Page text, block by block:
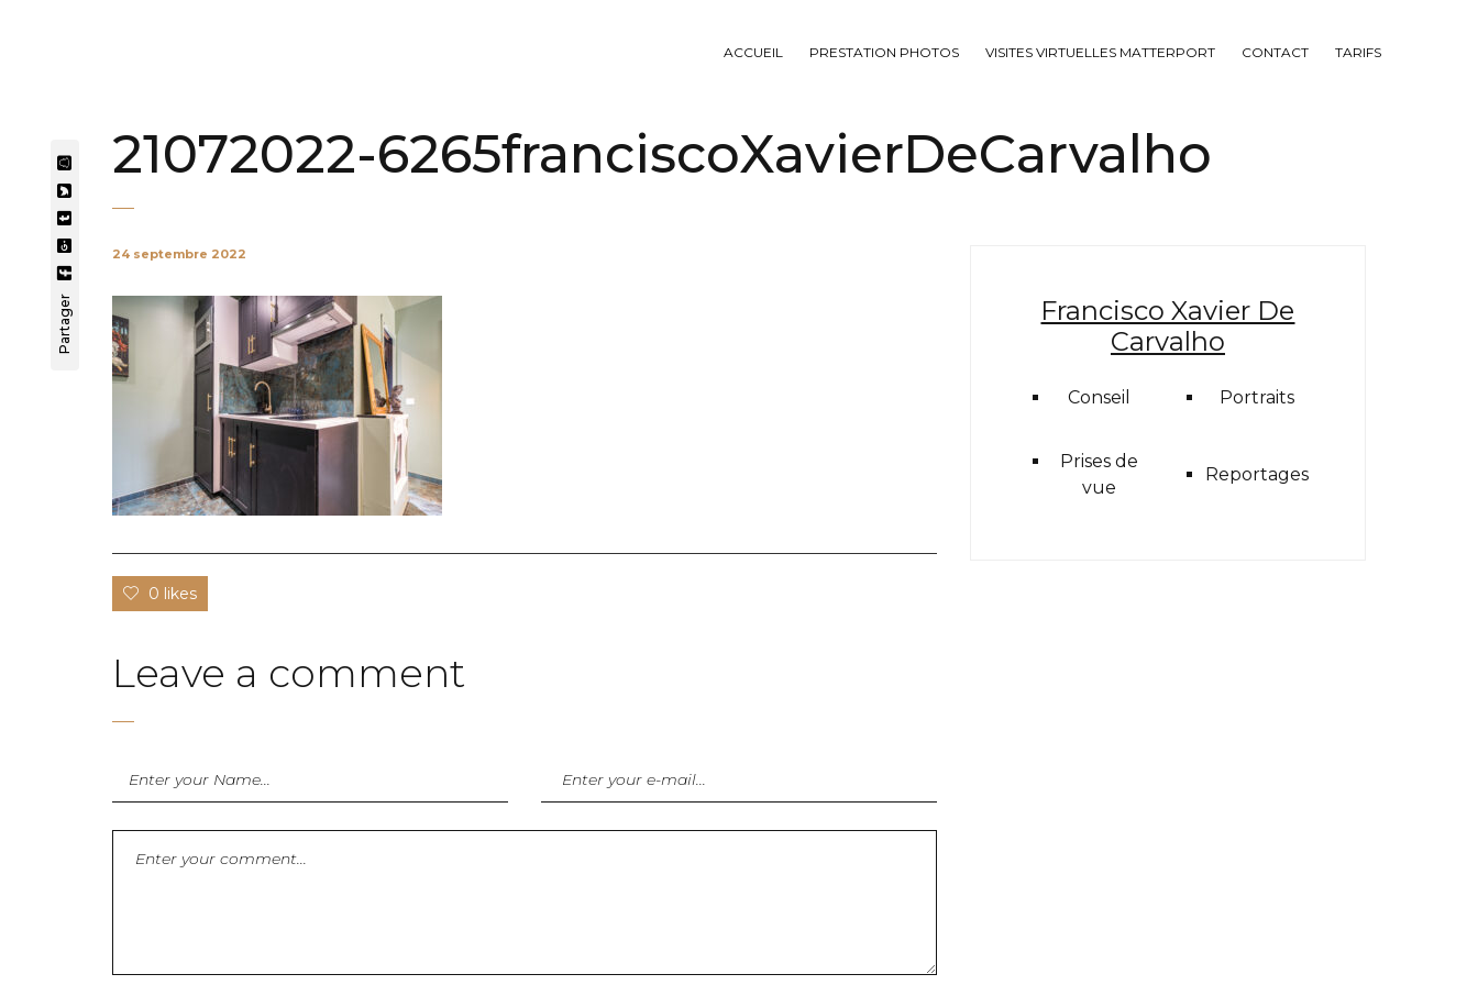
ACCUEIL PRESTATION PHOTOS VISITES VIRTUELLES MATTERPORT CONTACT TARIFS
21072022-6265franciscoXavierDeCarvalho
Partager
24 septembre 2022
0 likes
Leave a comment
Francisco Xavier De
Carvalho
Conseil Portraits
Prises de
vue
Reportages